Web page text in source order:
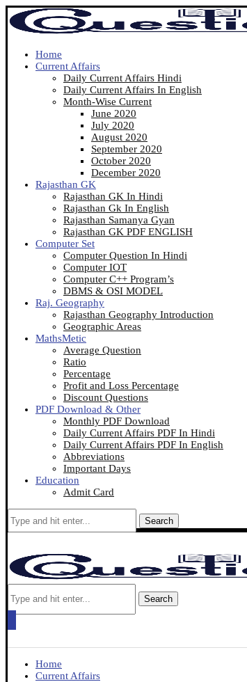
Home
Current Affairs
Daily Current Affairs Hindi
Daily Current Affairs In English
Month-Wise Current
June 2020
July 2020
August 2020
September 2020
October 2020
December 2020
Rajasthan GK
Rajasthan GK In Hindi
Rajasthan Gk In English
Rajasthan Samanya Gyan
Rajasthan GK PDF ENGLISH
Computer Set
Computer Question In Hindi
Computer IOT
Computer C++ Program’s
DBMS & OSI MODEL
Raj. Geography
Rajasthan Geography Introduction
Geographic Areas
MathsMetic
Average Question
Ratio
Percentage
Profit and Loss Percentage
Discount Questions
PDF Download & Other
Monthly PDF Download
Daily Current Affairs PDF In Hindi
Daily Current Affairs PDF In English
Abbreviations
Important Days
Education
Admit Card
Search
Search
Home
Current Affairs